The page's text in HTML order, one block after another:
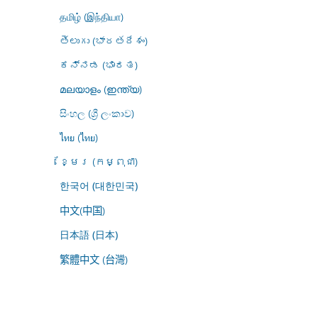
தமிழ் (இந்தியா)
తెలుగు (భారతదేశం)
ಕನ್ನಡ (ಭಾರತ)
മലയാളം (ഇന്ത്യ)
සිංහල (ශ්‍රී ලංකාව)
ไทย (ไทย)
ខ្មែរ (កម្ពុជា)
한국어 (대한민국)
中文(中国)
日本語 (日本)
繁體中文 (台灣)